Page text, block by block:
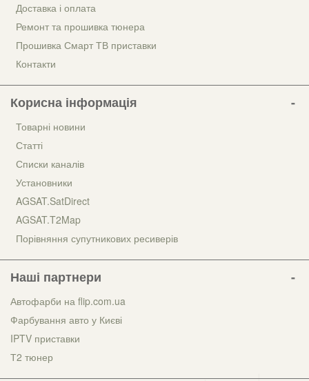
Доставка і оплата
Ремонт та прошивка тюнера
Прошивка Смарт ТВ приставки
Контакти
Корисна інформація
Товарні новини
Статті
Списки каналів
Установники
AGSAT.SatDirect
AGSAT.T2Map
Порівняння супутникових ресиверів
Наші партнери
Автофарби на flip.com.ua
Фарбування авто у Києві
IPTV приставки
Т2 тюнер